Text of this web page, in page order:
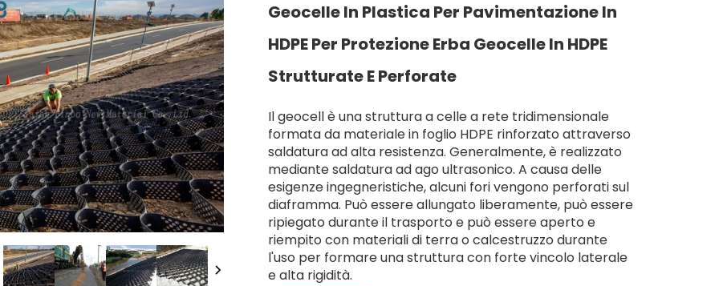
Geocelle In Plastica Per Pavimentazione In
HDPE Per Protezione Erba Geocelle In HDPE
Strutturate E Perforate
Il geocell è una struttura a celle a rete tridimensionale
formata da materiale in foglio HDPE rinforzato attraverso
saldatura ad alta resistenza. Generalmente, è realizzato
mediante saldatura ad ago ultrasonico. A causa delle
esigenze ingegneristiche, alcuni fori vengono perforati sul
diaframma. Può essere allungato liberamente, può essere
ripiegato durante il trasporto e può essere aperto e
riempito con materiali di terra o calcestruzzo durante
l'uso per formare una struttura con forte vincolo laterale
e alta rigidità.